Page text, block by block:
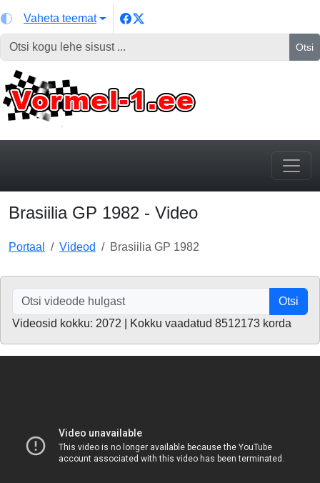
Vaheta teemat
Otsi
Brasiilia GP 1982 - Video
Portaal Videod Brasiilia GP 1982
Otsi
Videosid kokku: 2072 | Kokku vaadatud 8512173 korda